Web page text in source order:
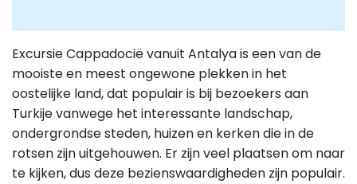
Excursie Cappadocië vanuit Antalya is een van de
mooiste en meest ongewone plekken in het
oostelijke land, dat populair is bij bezoekers aan
Turkije vanwege het interessante landschap,
ondergrondse steden, huizen en kerken die in de
rotsen zijn uitgehouwen. Er zijn veel plaatsen om naar
te kijken, dus deze bezienswaardigheden zijn populair.